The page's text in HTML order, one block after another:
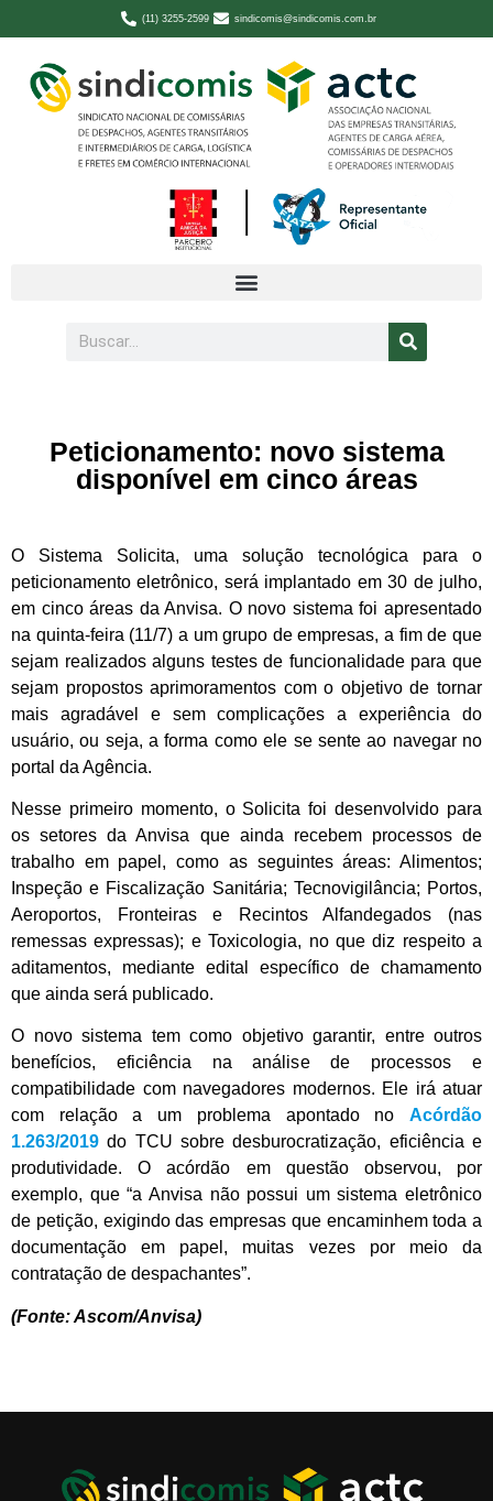
(11) 3255-2599 sindicomis@sindicomis.com.br
Peticionamento: novo sistema
disponível em cinco áreas
O Sistema Solicita, uma solução tecnológica para o
peticionamento eletrônico, será implantado em 30 de julho,
em cinco áreas da Anvisa. O novo sistema foi apresentado
na quinta-feira (11/7) a um grupo de empresas, a fim de que
sejam realizados alguns testes de funcionalidade para que
sejam propostos aprimoramentos com o objetivo de tornar
mais agradável e sem complicações a experiência do
usuário, ou seja, a forma como ele se sente ao navegar no
portal da Agência.
Nesse primeiro momento, o Solicita foi desenvolvido para
os setores da Anvisa que ainda recebem processos de
trabalho em papel, como as seguintes áreas: Alimentos;
Inspeção e Fiscalização Sanitária; Tecnovigilância; Portos,
Aeroportos, Fronteiras e Recintos Alfandegados (nas
remessas expressas); e Toxicologia, no que diz respeito a
aditamentos, mediante edital específico de chamamento
que ainda será publicado.
O novo sistema tem como objetivo garantir, entre outros
benefícios, eficiência na análise de processos e
compatibilidade com navegadores modernos. Ele irá atuar
com relação a um problema apontado no Acórdão
1.263/2019 do TCU sobre desburocratização, eficiência e
produtividade. O acórdão em questão observou, por
exemplo, que “a Anvisa não possui um sistema eletrônico
de petição, exigindo das empresas que encaminhem toda a
documentação em papel, muitas vezes por meio da
contratação de despachantes”.
(Fonte: Ascom/Anvisa)